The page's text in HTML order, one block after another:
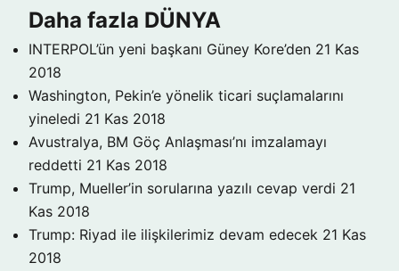
Daha fazla DÜNYA
INTERPOL’ün yeni başkanı Güney Kore’den 21 Kas
2018
Washington, Pekin’e yönelik ticari suçlamalarını
yineledi 21 Kas 2018
Avustralya, BM Göç Anlaşması’nı imzalamayı
reddetti 21 Kas 2018
Trump, Mueller’in sorularına yazılı cevap verdi 21
Kas 2018
Trump: Riyad ile ilişkilerimiz devam edecek 21 Kas
2018